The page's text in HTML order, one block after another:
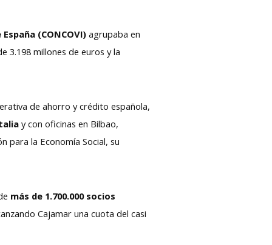
(CONCOVI)agrupaba en
3.198 millones de euros y la
de ahorro y crédito española,
y con oficinas en Bilbao,
para la Economía Social, su
más de 1.700.000 socios
Cajamar una cuota del casi